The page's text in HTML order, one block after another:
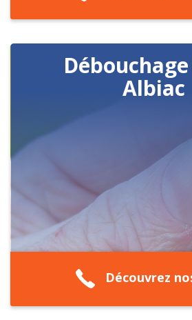
Débouchage
Albiac
Découvrez